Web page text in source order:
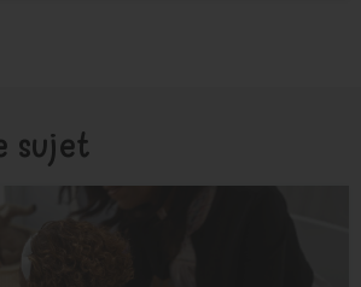
sujet